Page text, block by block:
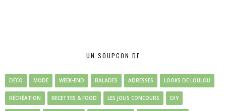
UN SOUPCON DE
DÉCO MODE WEEK-END BALADES ADRESSES LOOKS DE LOULOU
RÉCRÉATION RECETTES & FOOD LES JOLIS CONCOURS DIY